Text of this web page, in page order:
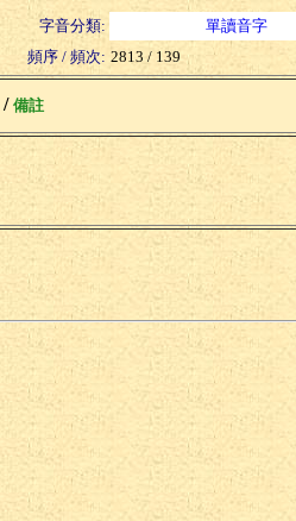
字音分類:
單讀音字
頻序 / 頻次: 2813 / 139
/ 備註